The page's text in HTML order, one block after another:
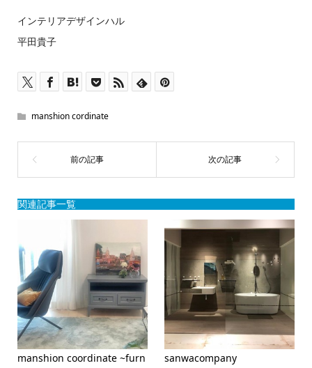
インテリアデザインハル
平田貴子
manshion cordinate
関連記事一覧
manshion coordinate ~furn
sanwacompany